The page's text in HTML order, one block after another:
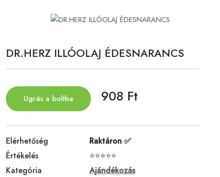
DR.HERZ ILLÓOLAJ ÉDESNARANCS
Ugrás a boltba 908 Ft
Elérhetőség
Raktáron ✅
Értékelés
⭐⭐⭐⭐⭐
Kategória
Ajándékozás